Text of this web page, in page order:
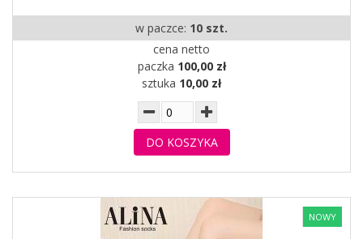
w paczce: 10 szt.
cena netto
paczka 100,00 zł
sztuka 10,00 zł
DO KOSZYKA
NOWY